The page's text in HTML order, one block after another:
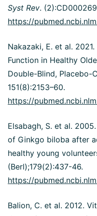
Syst Rev.
https://
Nakazaki, E. et al.
Function in Healthy
Double-Blind, Placebo-
151(8):2153–60.
https://
Elsabagh, S. et al.
of Ginkgo biloba after
healthy young
(Berl);179(2):437-46.
https://
Balion, C. et al. 2012.